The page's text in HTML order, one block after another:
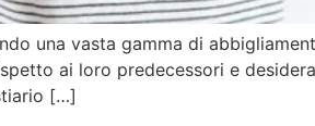
una vasta gamma di
ai loro predecessori e
[…]